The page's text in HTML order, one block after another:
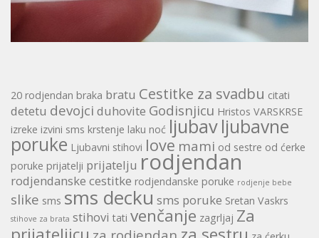
20 rodjendan braka bratu Cestitke za svadbu citati
detetu devojci duhovite Godisnjicu Hristos VARSKRSE
izreke izvini sms krstenje laku noć ljubavljubavne
poruke Ljubavni stihovi love mami od sestre od ćerke
poruke prijatelji prijatelju rodjendan
rodjendanske cestitke rodjendanske poruke rodjenje bebe
slike sms sms decku sms poruke Sretan Vaskrs
stihove za brata stihovi tati venčanje zagrljaj Za